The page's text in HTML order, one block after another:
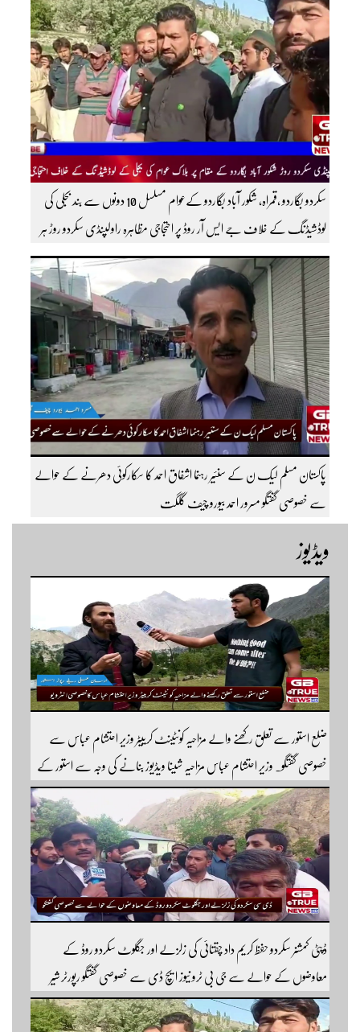
سکردو بگاردو ،قمراہ، شکور آباد بگاردو کےعوام مسلسل 10 دونوں سے بند بجلی کی
لوڈشیڈنگ کے خلاف جے ایس آر روڈ پر احتجاجی مظاہرہ راولپنڈی سکردو روڑ ہر
قسم کی ٹریفک کے لئے بند۔۔ مزید اپڈیٹس کے لیے ہمارے یوٹیوب چینل کو
سبسکرائب کریں
پاکستان مسلم لیک ن کے سنئیر رہنما اشفاق احمد کا سکارکوئی دھرنے کے حوالے
سے خصوصی گفتگو مسرور احمد بیورو چیف گلگت
ویڈیوز
ضلع استور سے تعلق رکھنے والے مزاحیہ کونٹینٹ کرییٹر وزیر احتشام عباس سے
خصوصی گفتگو۔ وزیر احتشام عباس مزاحیہ شینا ویڈیوز بنانے کی وجہ سے استور کے
اندر کافی مشہور ہیں مزید اچھی اچھی ویڈیوز دیکھنے کے لئے ہمارے یوٹیوب چینل کو
سبسکرائب کریں
ڈپٹی کمشنر سکردو حفظ کریم داد چقتائی کی زلزلے اور جگلوٹ سکردو روڈ کے
معاوضوں کے حوالے سے جی بی ٹرو نیوز ایچ ڈی سے خصوصی گفتگو رپورٹر شیر
افضل روندو